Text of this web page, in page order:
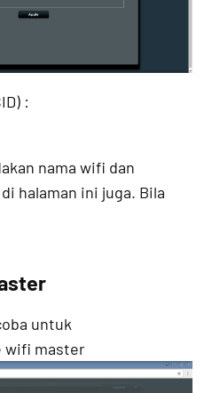
:
nama wifi dan
halaman ini juga. Bila
untuk
wifi master